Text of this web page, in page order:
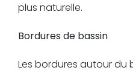
plus naturelle.
Bordures de bassin
Les bordures autour du